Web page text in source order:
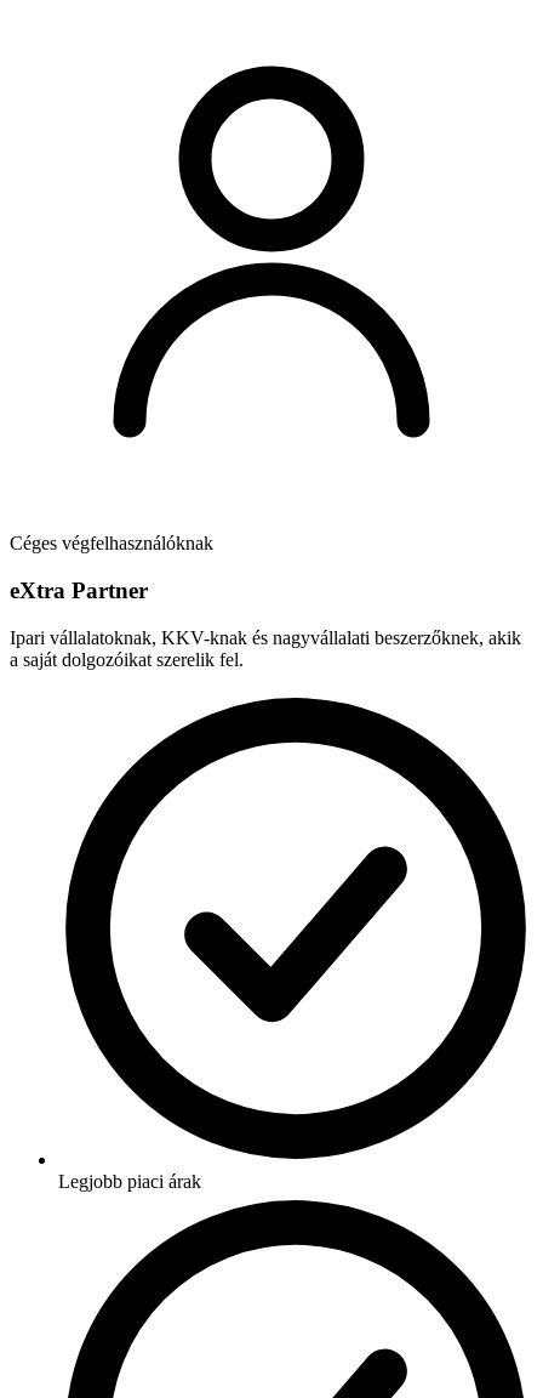
Céges végfelhasználóknak
eXtra Partner
Ipari vállalatoknak, KKV-knak és nagyvállalati beszerzőknek, akik
a saját dolgozóikat szerelik fel.
Legjobb piaci árak